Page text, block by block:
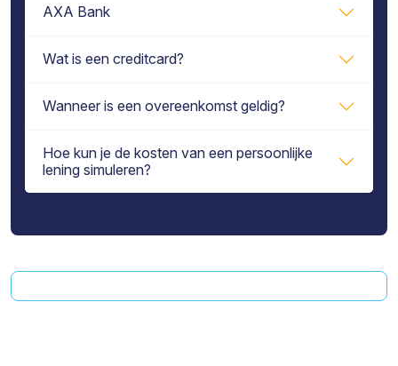
AXA Bank
Wat is een creditcard?
Wanneer is een overeenkomst geldig?
Hoe kun je de kosten van een persoonlijke
lening simuleren?